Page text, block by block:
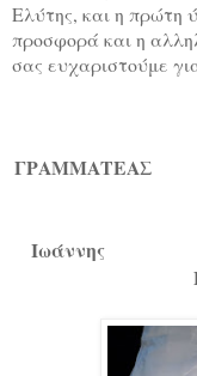
Ελύτης, και η πρώτη
προσφορά και η
σας ευχαριστούμε